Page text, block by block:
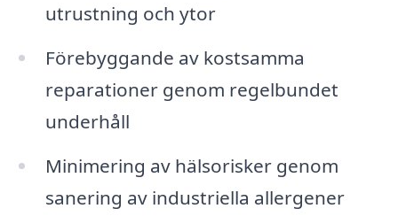
utrustning och ytor
Förebyggande av kostsamma
reparationer genom regelbundet
underhåll
Minimering av hälsorisker genom
sanering av industriella allergener